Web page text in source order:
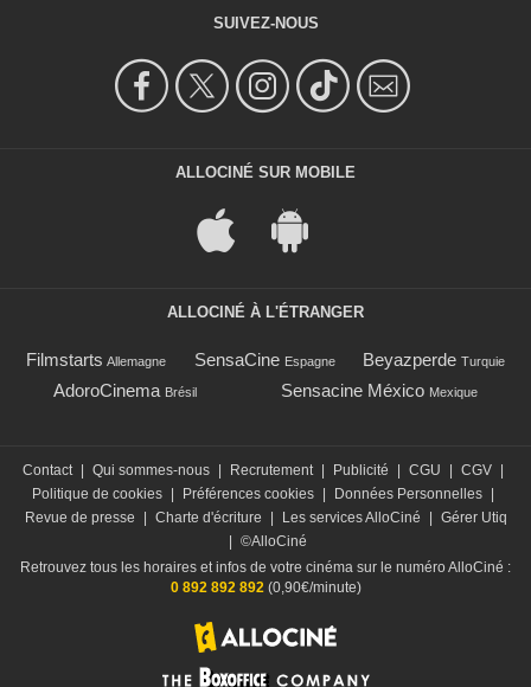
SUIVEZ-NOUS
ALLOCINÉ SUR MOBILE
ALLOCINÉ À L'ÉTRANGER
Filmstarts Allemagne SensaCine Espagne Beyazperde Turquie
AdoroCinema Brésil Sensacine México Mexique
Contact | Qui sommes-nous | Recrutement | Publicité | CGU | CGV |
Politique de cookies | Préférences cookies | Données Personnelles |
Revue de presse
| Charte d'écriture | Les services AlloCiné | Gérer Utiq
| ©AlloCiné
Retrouvez tous les horaires et infos de votre cinéma sur le numéro AlloCiné :
0 892 892 892 (0,90€/minute)